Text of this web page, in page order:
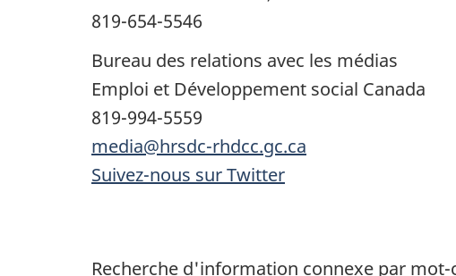
819-654-5546
Bureau des relations avec les médias
Emploi et Développement social Canada
819-994-5559
media@hrsdc-rhdcc.gc.ca
Suivez-nous sur Twitter
Recherche d'information connexe par mot-